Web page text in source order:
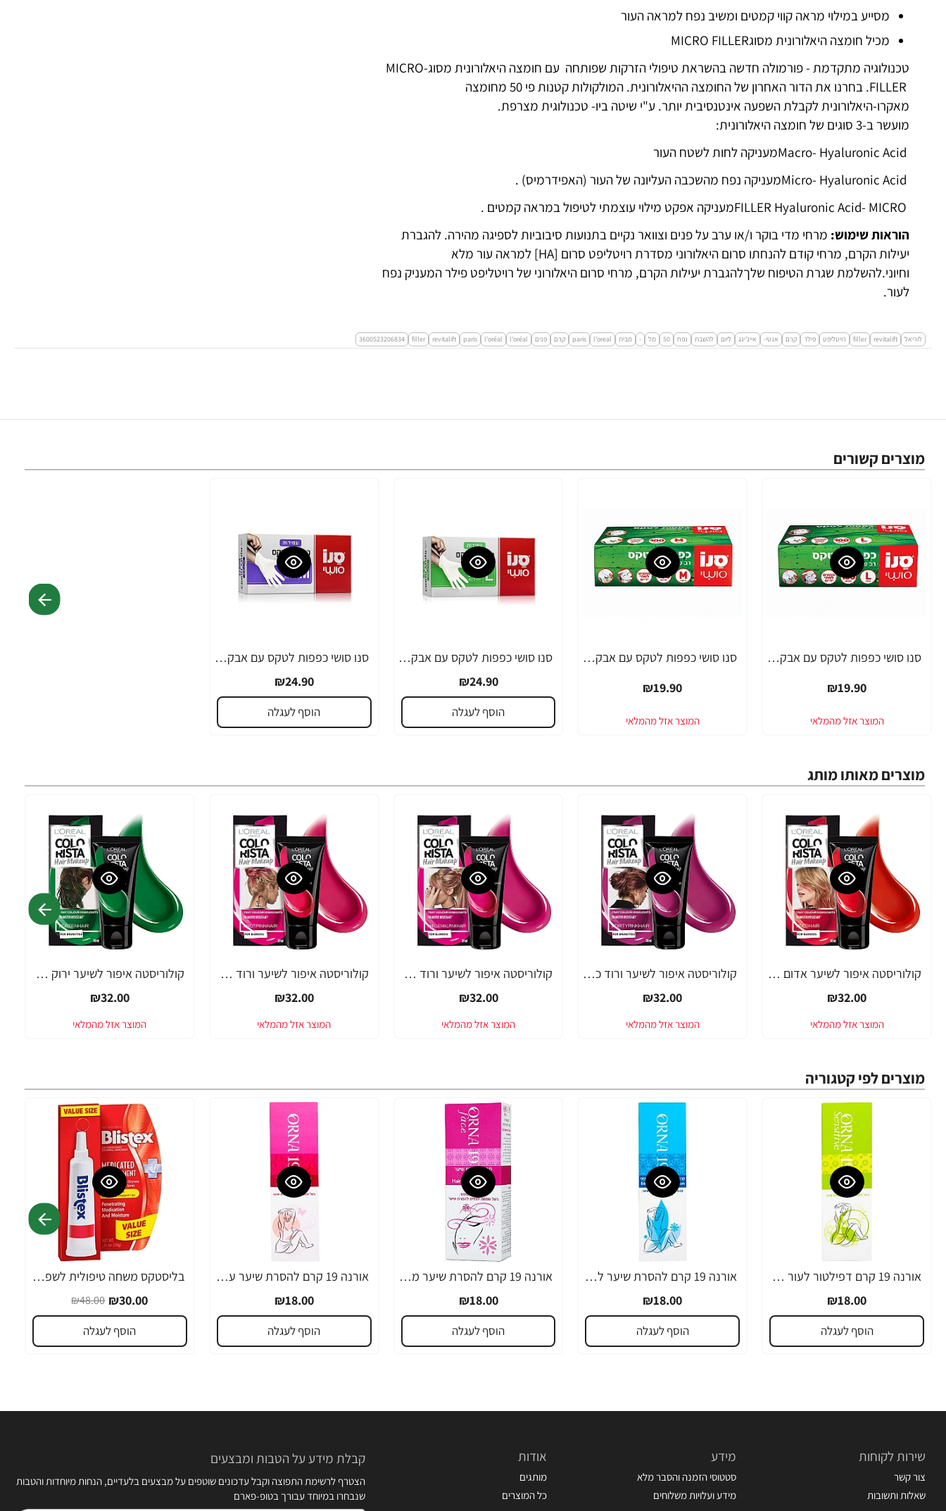
מסייע במילוי מראה קווי קמטים ומשיב נפח למראה העור
מכיל חומצה היאלורונית מסוגMICRO FILLER
טכנולוגיה מתקדמת - פורמולה חדשה בהשראת טיפולי הזרקות שפותחה עם חומצה היאלורונית מסוגMICRO-
FILLER
. בחרנו את הדור האחרון של החומצה ההיאלורונית. המולקולות קטנות פי 50 מחומצה
מאקרו-היאלורונית לקבלת השפעה אינטנסיבית יותר. ע"י שיטה ביו- טכנולוגית מצרפת.
מועשר ב-3 סוגים של חומצה היאלורונית:
Macro- Hyaluronic Acidמעניקה לחות לשטח העור
Micro- Hyaluronic Acidמעניקה נפח מהשכבה העליונה של העור (האפידרמיס) .
FILLER Hyaluronic Acid- MICROמעניקה אפקט מילוי עוצמתי לטיפול במראה קמטים .
הוראות שימוש: מרחי מדי בוקר ו/או ערב על פנים וצוואר נקיים בתנועות סיבוביות לספיגה מהירה. להגברת
יעילות הקרם, מרחי קודם להנחתו סרום היאלורוני מסדרת רויטליפט סרום [HA] למראה עור מלא
וחיוני.להשלמת שגרת הטיפוח שלךלהגברת יעילות הקרם, מרחי סרום היאלורוני של רויטליפט פילר המעניק נפח
לעור.
לוריאל revitalift
filler רויטליפט פילר קרם אנטי- אייג'ינג ליום להשבת נפח 50 מל - מבית l'oreal
paris קרם פנים l'oréal
l'oréal
paris
revitalift
filler
3600523206834
מוצרים קשורים
סנו סושי כפפות לטקס עם אבקה L גדול
₪19.90
סנו סושי כפפות לטקס עם אבקה M בינוני
₪19.90
סנו סושי כפפות לטקס עם אבקה L בינוני - 100 יחידות
₪24.90
הוסף לעגלה
סנו סושי כפפות לטקס עם אבקה M גדול - 100 יחידות
₪24.90
הוסף לעגלה
מוצרים מאותו מותג
קולוריסטה איפור לשיער אדום 30 מ"ל - מבית L'OREAL PARIS
₪32.00
קולוריסטה איפור לשיער ורוד כהה 30 מ"ל - מבית L'OREAL PARIS
₪32.00
קולוריסטה איפור לשיער ורוד פודרה 30 מ"ל - מבית L'OREAL PARIS
₪32.00
קולוריסטה איפור לשיער ורוד פוקסיה 30 מ"ל - מבית L'OREAL PARIS
₪32.00
קולוריסטה איפור לשיער ירוק 30 מ"ל - מבית L'OREAL PARIS
₪32.00
מוצרים לפי קטגוריה
אורנה 19 קרם דפילטור לעור רגיש 80 גרם
₪18.00
הוסף לעגלה
אורנה 19 קרם להסרת שיער לקו הביקיני 90 מ"ל
₪18.00
הוסף לעגלה
אורנה 19 קרם להסרת שיער מהפנים 80 גרם
₪18.00
הוסף לעגלה
אורנה 19 קרם להסרת שיער עדין במיוחד 90 מ"ל
₪18.00
הוסף לעגלה
-38%
בליסטקס משחה טיפולית לשפתיים 10 גרם אריזה גדולה SPF 10 - מבית Blistex
₪30.00
₪48.00
הוסף לעגלה
שירות לקוחות
צור קשר
שאלות ותשובות
מידע
סטטוסי הזמנה והסבר מלא
מידע ועלויות משלוחים
אודות
מותגים
כל המוצרים
קבלת מידע על הטבות ומבצעים
הצטרף לרשימת התפוצה וקבל עדכונים שוטפים על מבצעים בלעדיים, הנחות מיוחדות והטבות
שנבחרו במיוחד עבורך בטופ-פארם